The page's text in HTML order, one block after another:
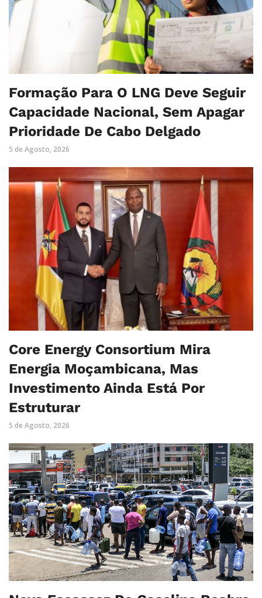
Formação Para O LNG Deve Seguir
Capacidade Nacional, Sem Apagar
Prioridade De Cabo Delgado
5 de Agosto, 2026
Core Energy Consortium Mira
Energia Moçambicana, Mas
Investimento Ainda Está Por
Estruturar
5 de Agosto, 2026